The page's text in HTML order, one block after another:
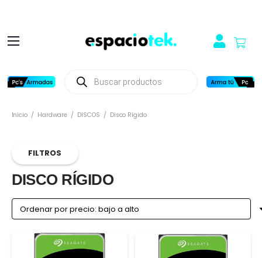
productos
Inicio / Hardware / DISCOS / Disco Rígido
FILTROS
DISCO RÍGIDO